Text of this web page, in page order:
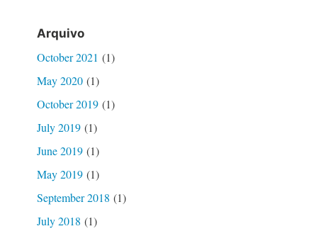
Arquivo
October 2021 (1)
May 2020(1)
October 2019(1)
July 2019(1)
June 2019(1)
May 2019(1)
September 2018 (1)
July 2018 (1)